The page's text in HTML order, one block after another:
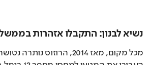
נשיא לבנון: התקבלו אזהרות בממשלה